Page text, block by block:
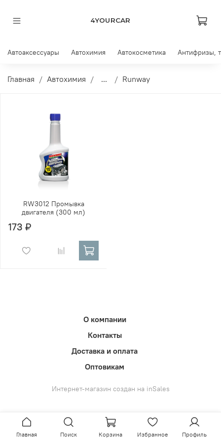
4YOURCAR
Автоаксессуары Автохимия Автокосметика Антифризы,
Главная Автохимия ... Runway
RW3012 Промывка
двигателя (300 мл)
173 ₽
О компании
Контакты
Доставка и оплата
Оптовикам
Интернет-магазин создан на inSales
Главная Поиск Корзина Избранное Профиль